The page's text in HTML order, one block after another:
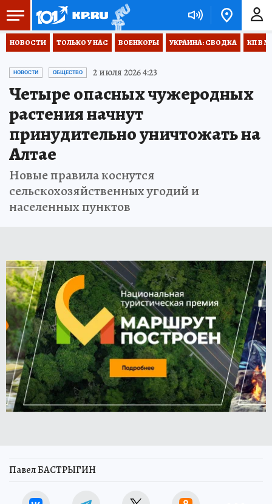
НОВОСТИ ТОЛЬКО У НАС ВОЕНКОРЫ УКРАИНА: СВОДКА КП В
НОВОСТИ ОБЩЕСТВО 2 июля 2026 4:23
Четыре опасных чужеродных
растения начнут
принудительно уничтожать на
Алтае
Новые правила коснутся
сельскохозяйственных угодий и
населенных пунктов
Павел БАСТРЫГИН